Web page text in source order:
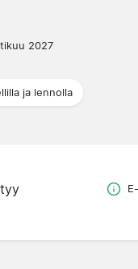
2027
ja lennolla